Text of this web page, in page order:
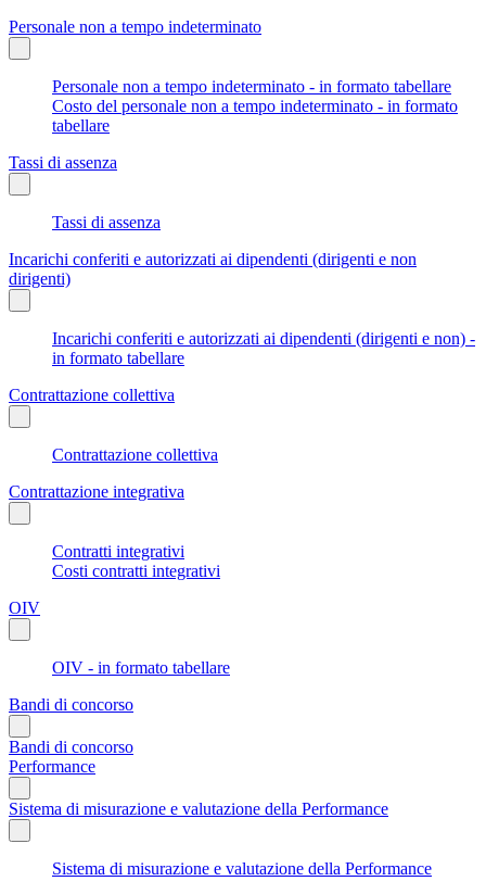
Personale non a tempo indeterminato
Personale non a tempo indeterminato - in formato tabellare
Costo del personale non a tempo indeterminato - in formato
tabellare
Tassi di assenza
Tassi di assenza
Incarichi conferiti e autorizzati ai dipendenti (dirigenti e non
dirigenti)
Incarichi conferiti e autorizzati ai dipendenti (dirigenti e non) -
in formato tabellare
Contrattazione collettiva
Contrattazione collettiva
Contrattazione integrativa
Contratti integrativi
Costi contratti integrativi
OIV
OIV - in formato tabellare
Bandi di concorso
Bandi di concorso
Performance
Sistema di misurazione e valutazione della Performance
Sistema di misurazione e valutazione della Performance